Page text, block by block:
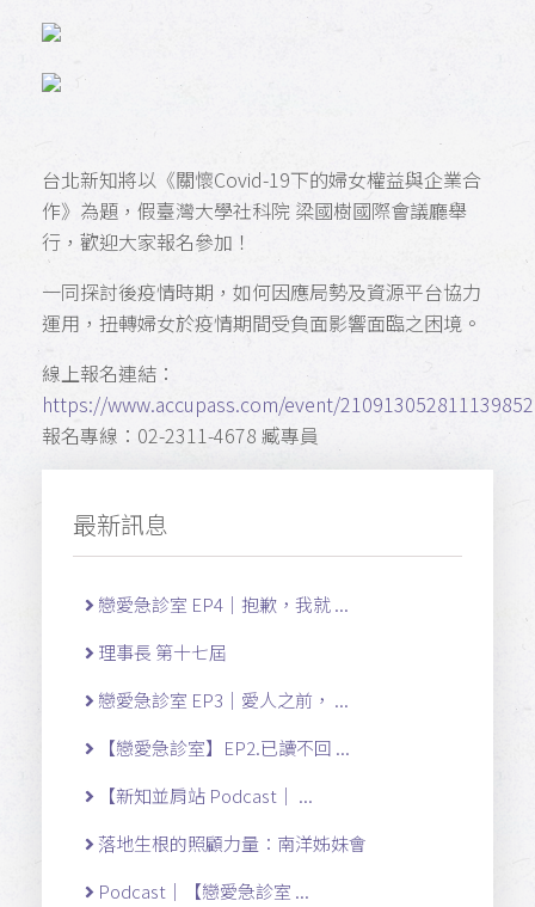
台北新知將以《關懷Covid-19下的婦女權益與企業合
作》為題，假臺灣大學社科院 梁國樹國際會議廳舉
行，歡迎大家報名參加！
一同探討後疫情時期，如何因應局勢及資源平台協力
運用，扭轉婦女於疫情期間受負面影響面臨之困境。
線上報名連結：
https://www.accupass.com/event/
報名專線：02-2311-4678 臧專員
最新訊息
戀愛急診室 EP4｜抱歉，我就 ...
理事長 第十七屆
戀愛急診室 EP3｜愛人之前， ...
【戀愛急診室】EP2.已讀不回 ...
【新知並肩站 Podcast｜ ...
落地生根的照顧力量：南洋姊妹會
Podcast｜【戀愛急診室 ...